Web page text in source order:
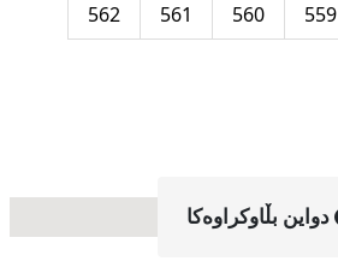
559
560
561
562
دواین بڵاوکراوه‌کا